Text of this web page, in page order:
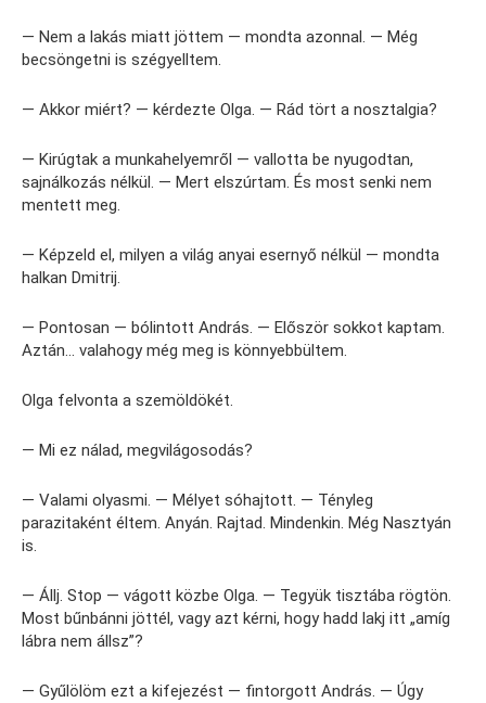
— Nem a lakás miatt jöttem — mondta azonnal. — Még
becsöngetni is szégyelltem.
— Akkor miért? — kérdezte Olga. — Rád tört a nosztalgia?
— Kirúgtak a munkahelyemről — vallotta be nyugodtan,
sajnálkozás nélkül. — Mert elszúrtam. És most senki nem
mentett meg.
— Képzeld el, milyen a világ anyai esernyő nélkül — mondta
halkan Dmitrij.
— Pontosan — bólintott András. — Először sokkot kaptam.
Aztán… valahogy még meg is könnyebbültem.
Olga felvonta a szemöldökét.
— Mi ez nálad, megvilágosodás?
— Valami olyasmi. — Mélyet sóhajtott. — Tényleg
parazitaként éltem. Anyán. Rajtad. Mindenkin. Még Nasztyán
is.
— Állj. Stop — vágott közbe Olga. — Tegyük tisztába rögtön.
Most bűnbánni jöttél, vagy azt kérni, hogy hadd lakj itt „amíg
lábra nem állsz”?
— Gyűlölöm ezt a kifejezést — fintorgott András. — Úgy